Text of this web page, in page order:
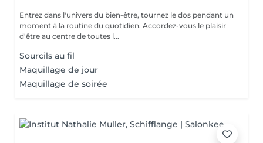
Entrez dans l'univers du bien-être, tournez le dos pendant un
moment à la routine du quotidien. Accordez-vous le plaisir
d'être au centre de toutes l...
Sourcils au fil
Maquillage de jour
Maquillage de soirée